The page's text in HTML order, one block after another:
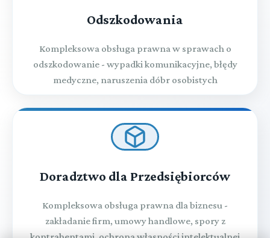
Odszkodowania
Kompleksowa obsługa prawna w sprawach o
odszkodowanie - wypadki komunikacyjne, błędy
medyczne, naruszenia dóbr osobistych
Doradztwo dla Przedsiębiorców
Kompleksowa obsługa prawna dla biznesu -
zakładanie firm, umowy handlowe, spory z